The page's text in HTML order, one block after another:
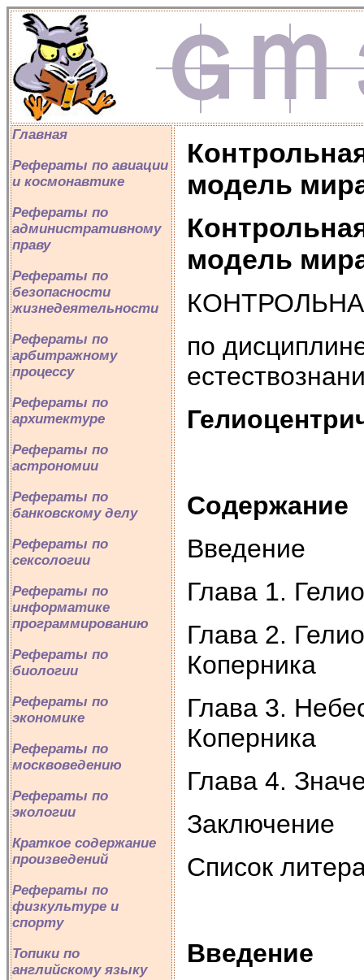
Главная
Рефераты по авиации
и космонавтике
Рефераты по
административному
праву
Рефераты по
безопасности
жизнедеятельности
Рефераты по
арбитражному
процессу
Рефераты по
архитектуре
Рефераты по
астрономии
Рефераты по
банковскому делу
Рефераты по
сексологии
Рефераты по
информатике
программированию
Рефераты по
биологии
Рефераты по
экономике
Рефераты по
москвоведению
Рефераты по
экологии
Краткое содержание
произведений
Рефераты по
физкультуре и
спорту
Топики по
английскому языку
модель
модель
по
Содержание
Введение
Глава 1.
Глава 2.
Коперника
Глава 3.
Коперника
Глава 4.
Заключение
Список
Введение